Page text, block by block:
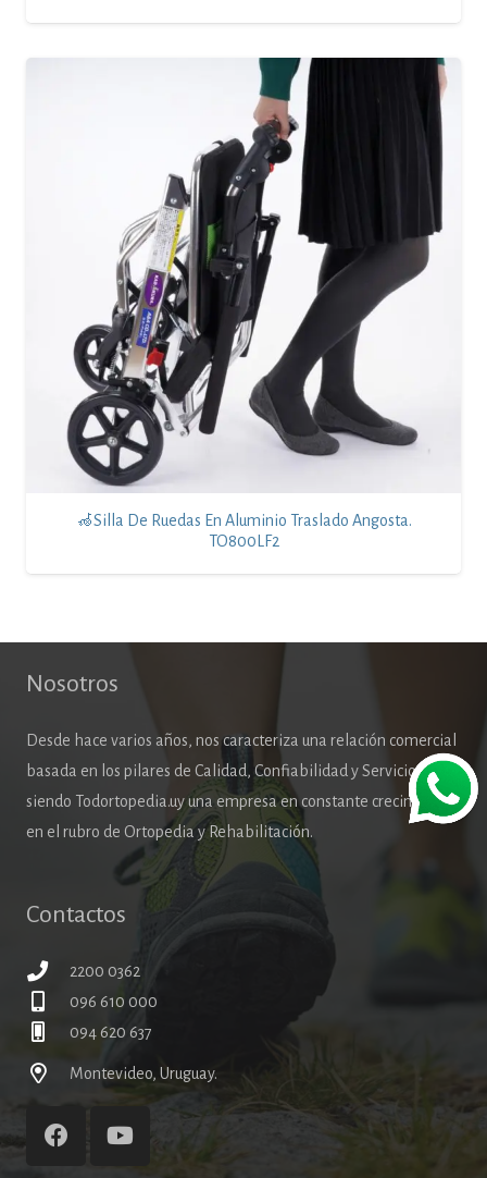
🦽Silla De Ruedas En Aluminio Traslado Angosta.
TO800LF2
Nosotros
Desde hace varios años, nos caracteriza una relación comercial
basada en los pilares de Calidad, Confiabilidad y Servicio,
siendo Todortopedia.uy una empresa en constante crecimiento
en el rubro de Ortopedia y Rehabilitación.
Contactos
2200 0362
096 610 000
094 620 637
Montevideo, Uruguay.